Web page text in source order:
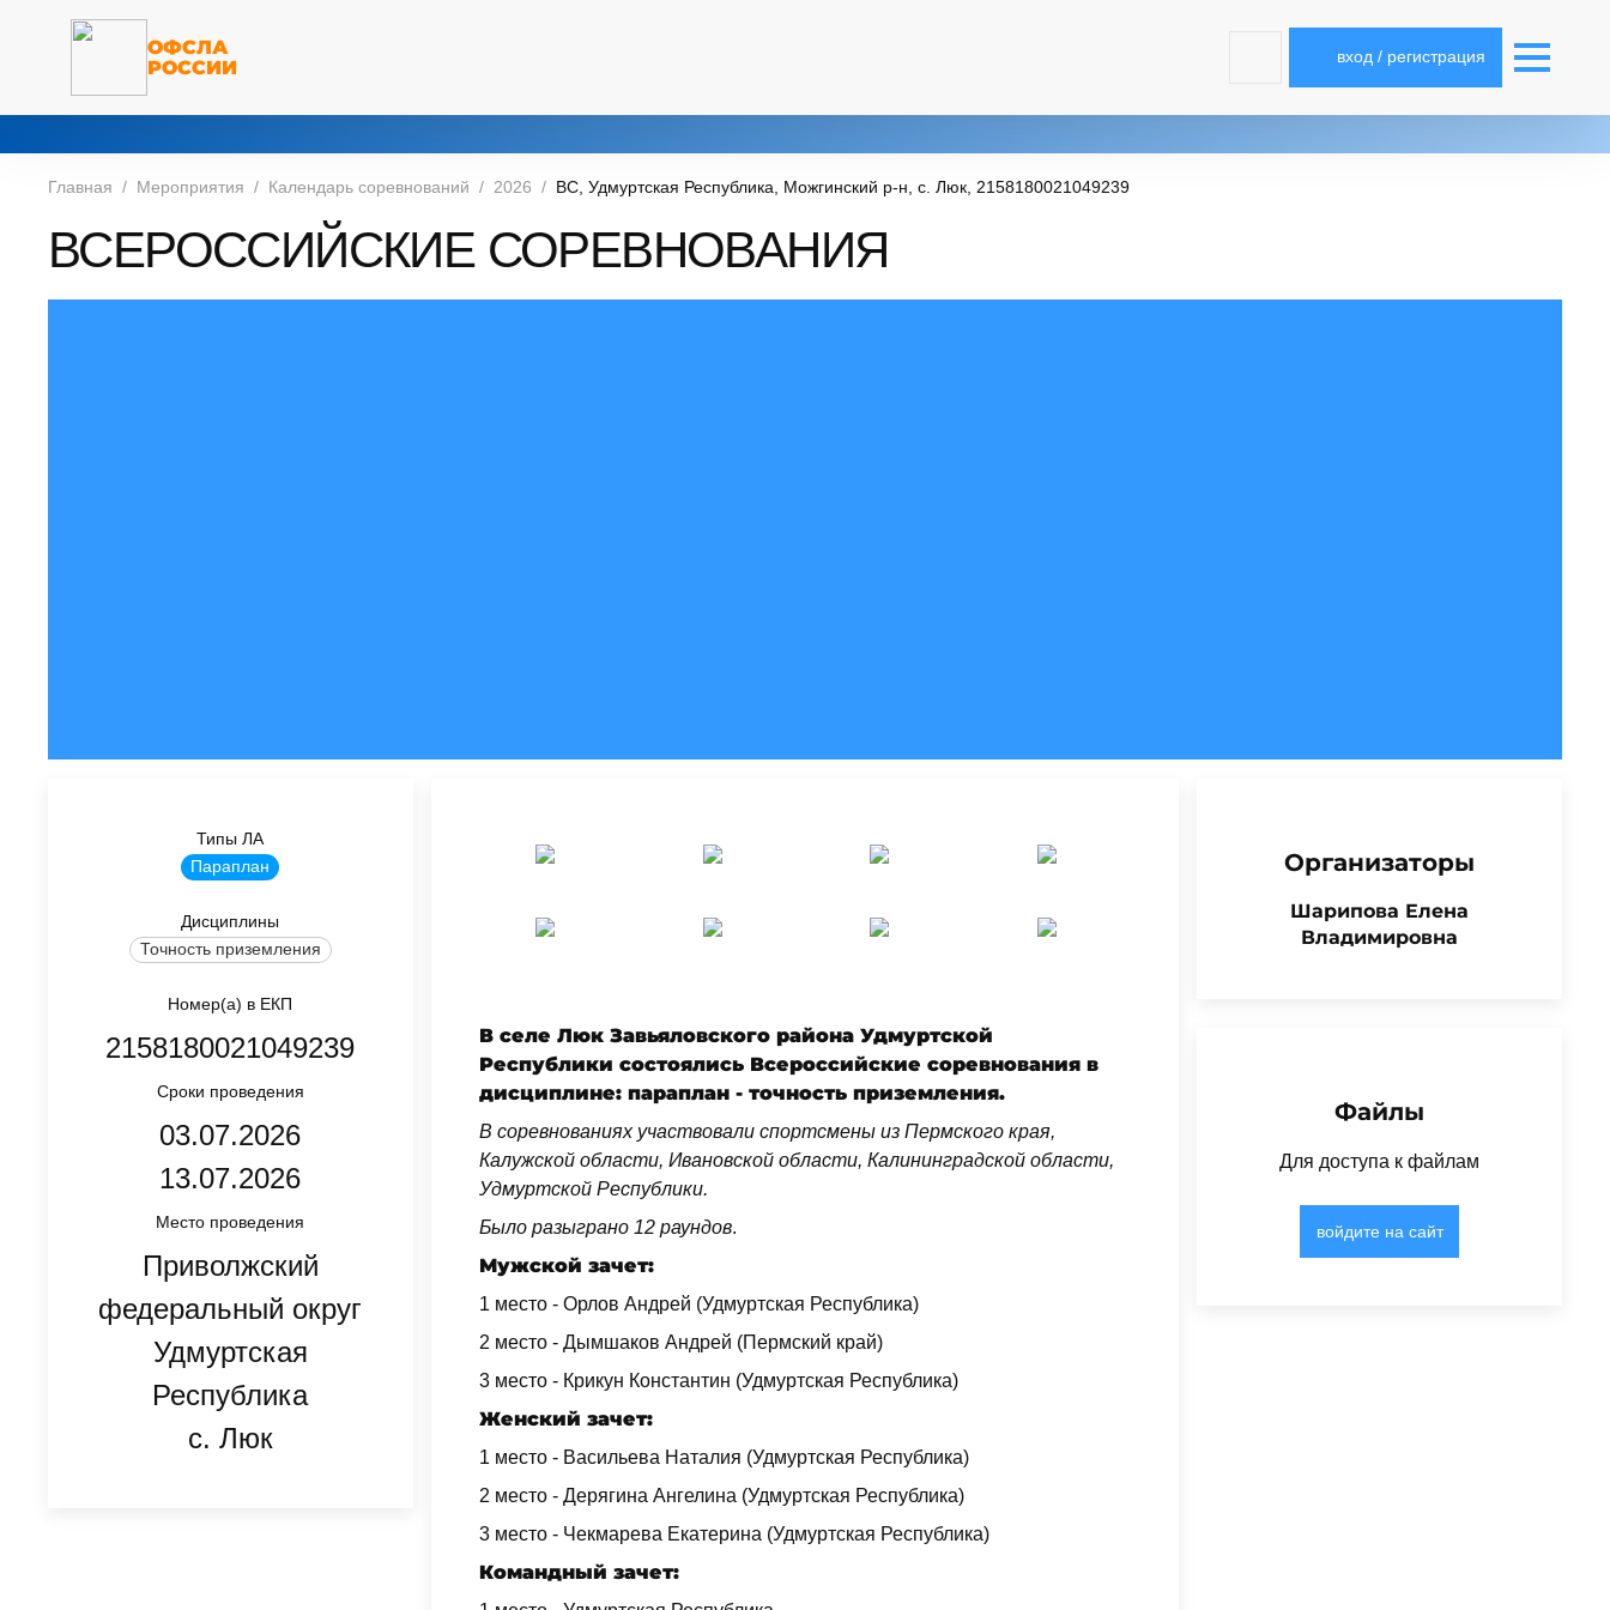
ОФСЛА
РОССИИ
вход / регистрация
Главная Мероприятия Календарь соревнований 2026 ВС, Удмуртская Республика, Можгинский р-н, с. Люк, 2158180021049239
ВСЕРОССИЙСКИЕ СОРЕВНОВАНИЯ
Типы ЛА
Параплан
Дисциплины
Точность приземления
Номер(а) в ЕКП
2158180021049239
Сроки проведения
03.07.2026
13.07.2026
Место проведения
Приволжский
федеральный округ
Удмуртская
Республика
с. Люк
В селе Люк Завьяловского района Удмуртской
Республики состоялись Всероссийские соревнования в
дисциплине: параплан - точность приземления.
В соревнованиях участвовали спортсмены из Пермского края,
Калужской области, Ивановской области, Калининградской области,
Удмуртской Республики.
Было разыграно 12 раундов.
Мужской зачет:
1 место - Орлов Андрей (Удмуртская Республика)
2 место - Дымшаков Андрей (Пермский край)
3 место - Крикун Константин (Удмуртская Республика)
Женский зачет:
1 место - Васильева Наталия (Удмуртская Республика)
2 место - Дерягина Ангелина (Удмуртская Республика)
3 место - Чекмарева Екатерина (Удмуртская Республика)
Командный зачет:
Организаторы
Шарипова Елена
Владимировна
Файлы
Для доступа к файлам
войдите на сайт